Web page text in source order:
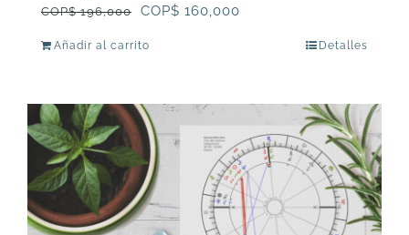
COP$196,000
El
COP$
196,000.
COP$ 160,000
COP$
160,000.
Añadir al carrito Detalles